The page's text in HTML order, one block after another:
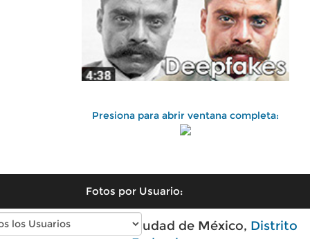
Presiona para abrir ventana completa:
Fotos por Usuario:
Fotos antiguas de Ciudad de México, Distrito